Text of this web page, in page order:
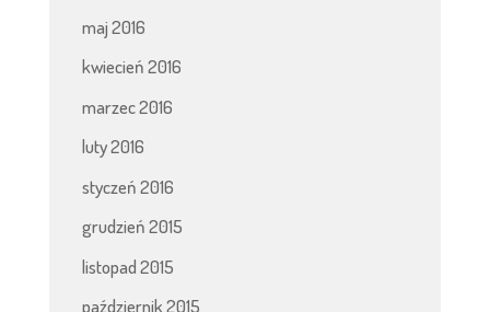
maj 2016
kwiecień 2016
marzec 2016
luty 2016
styczeń 2016
grudzień 2015
listopad 2015
październik 2015